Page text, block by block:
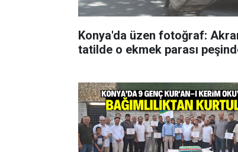
Konya'da üzen fotoğraf:
tatilde o ekmek parası